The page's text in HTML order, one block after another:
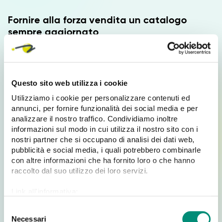
Questo sito web utilizza i cookie
Utilizziamo i cookie per personalizzare contenuti ed
annunci, per fornire funzionalità dei social media e per
analizzare il nostro traffico. Condividiamo inoltre
informazioni sul modo in cui utilizza il nostro sito con i
nostri partner che si occupano di analisi dei dati web,
pubblicità e social media, i quali potrebbero combinarle
con altre informazioni che ha fornito loro o che hanno
raccolto dal suo utilizzo dei loro servizi.
Necessari
Fornire alla forza vendita un catalogo
sempre aggiornato
Qualsiasi tipologia di azienda, che abbia una propria
forza vendita, dovrà impegnare diverse risorse perchè
gli strumenti giusti e validi per poter presentare e
vendere al meglio i prodotti e i servizi al cliente.
Di solito utilizzare il classicocatalogo cartaceo porta
a un investimento elevatoper la progettazione,
realizzazione, stampa e soprattutto l’aggiornamento!
Avere quindi uncatalogo prodotticompletamente
digitalerisulta essere una soluzione digital
particolarmenteefficace per gli agenti di commercio
sempre aggiornate, in totale leggerezza, senza doversi
prezzo o di scontistiche.